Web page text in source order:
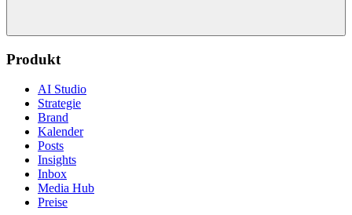
Produkt
AI Studio
Strategie
Brand
Kalender
Posts
Insights
Inbox
Media Hub
Preise